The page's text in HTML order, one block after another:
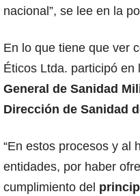
nacional”, se lee en la
En lo que tiene que ver
Éticos Ltda. participó en
General de Sanidad
Dirección de Sanidad
“En estos procesos y al
entidades, por haber
cumplimiento del